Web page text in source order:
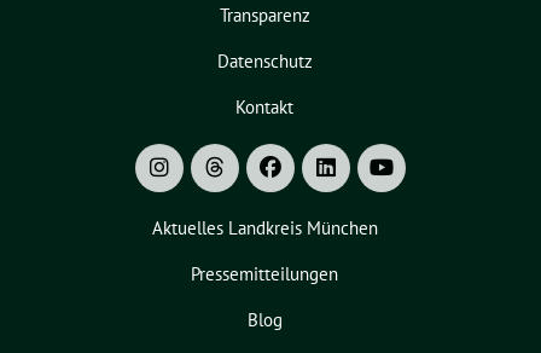
Transparenz
Datenschutz
Kontakt
Aktuelles Landkreis München
Pressemitteilungen
Blog